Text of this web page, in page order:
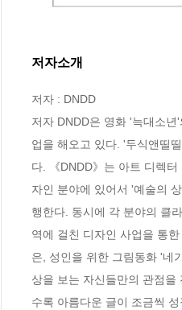
저자소개
저자 : DNDD
저자 DNDD은 영화 '늑대소
업을 해오고 있다. '두식앤띨
다. 《DNDD》는 아트 디렉
자인 분야에 있어서 '예술의
행한다. 동시에 각 분야의 클
역에 걸친 디자인 사업을 통
은, 성인을 위한 그림동화 '네
상을 보는 자신들만의 관점
수록 아름다운 글이 조금씩